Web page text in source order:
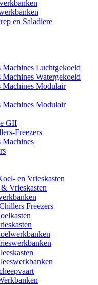
en Saladiere
Luchtgekoeld
Watergekoeld
Machines Modulair
Machines Modulair
GII
Freezers
Machines
en Vrieskasten
Vrieskasten
Freezers